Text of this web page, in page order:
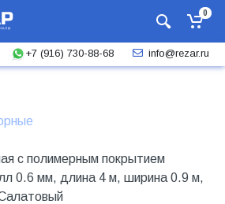
0
+7 (916) 730-88-68 info@rezar.ru
с полимерным покрытием
0.6 мм, длина 4 м, ширина 0.9 м,